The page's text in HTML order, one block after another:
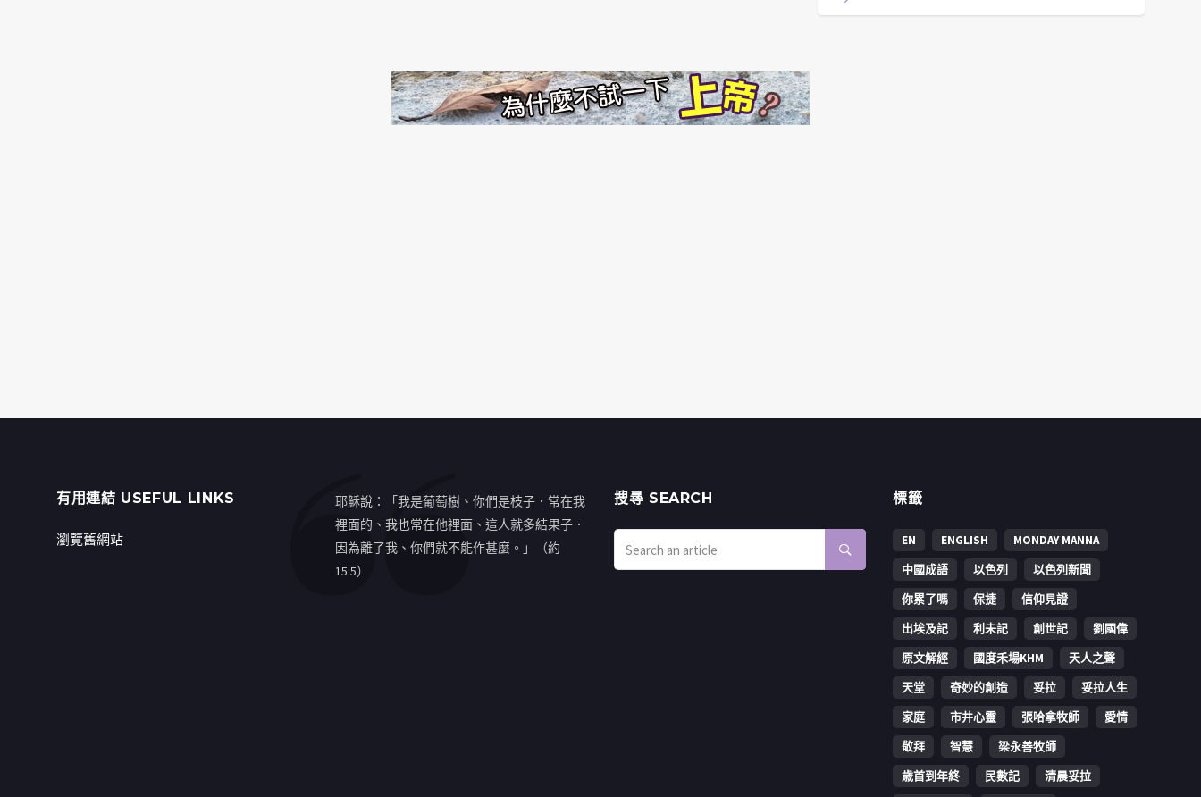
有用連結 USEFUL LINKS
瀏覽舊網站
耶穌說：「我是葡萄樹、你們是枝子．常在我
裡面的、我也常在他裡面、這人就多結果子．
因為離了我、你們就不能作甚麼。」（約
15:5）
搜㝷 SEARCH 標籤
EN ENGLISH
MONDAY MANNA
中國成語
以色列
以色列新聞
你累了嗎
保捷
信仰見證
出埃及記
利未記 創世記
劉國偉
原文解經
國度禾場KHM
天人之聲
天堂
奇妙的創造 妥拉
妥拉人生
家庭
市井心靈 張哈拿牧師
愛情
敬拜
智慧
梁永善牧師
歳首到年終
民數記 清晨妥拉